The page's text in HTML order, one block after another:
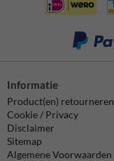
Informatie
Product(en) retourneren
Cookie / Privacy
Disclaimer
Sitemap
Algemene Voorwaarden